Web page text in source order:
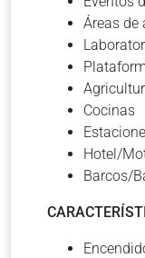
Áreas de
Cocinas
Hotel/
Barcos/